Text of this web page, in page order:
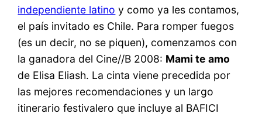
independiente latino y como ya les contamos,
el país invitado es Chile. Para romper fuegos
(es un decir, no se piquen), comenzamos con
la ganadora del Cine//B 2008: Mami te amo
de Elisa Eliash. La cinta viene precedida por
las mejores recomendaciones y un largo
itinerario festivalero que incluye al BAFICI